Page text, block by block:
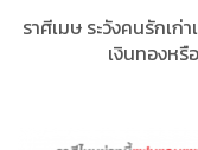
ราศีเมษ​ ระวังคนรักเ
เงินทองหรื